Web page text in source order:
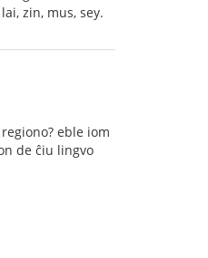
zin, mus, sey.
eble iom
de ĉiu lingvo